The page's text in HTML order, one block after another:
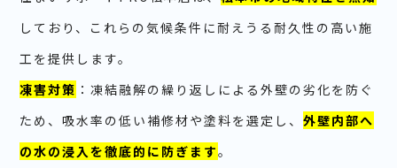
しており、これらの気候条件に耐えうる耐久性の高い施
工を提供します。
凍害対策 ：凍結融解の繰り返しによる外壁の劣化を防ぐ
ため、吸水率の低い補修材や塗料を選定し、外壁内部へ
の水の浸入を徹底的に防ぎます。